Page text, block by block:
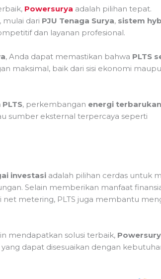
Powersurya adalah pilihan tepat.
mulai dari PJU Tenaga Surya, sistem
dan layanan profesional.
, Anda dapat memastikan bahwa PLTS
maksimal, baik dari sisi ekonomi
, perkembangan energi terbarukan
sumber eksternal terpercaya seperti
investasiadalah pilihan cerdas untuk
Selain memberikan manfaat
metering, PLTS juga membantu
mendapatkan solusi terbaik,
dapat disesuaikan dengan